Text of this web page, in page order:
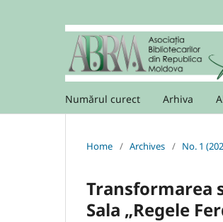
Numărul curect Arhiva
Home / Archives / No. 1
Transformarea
Sala „Regele